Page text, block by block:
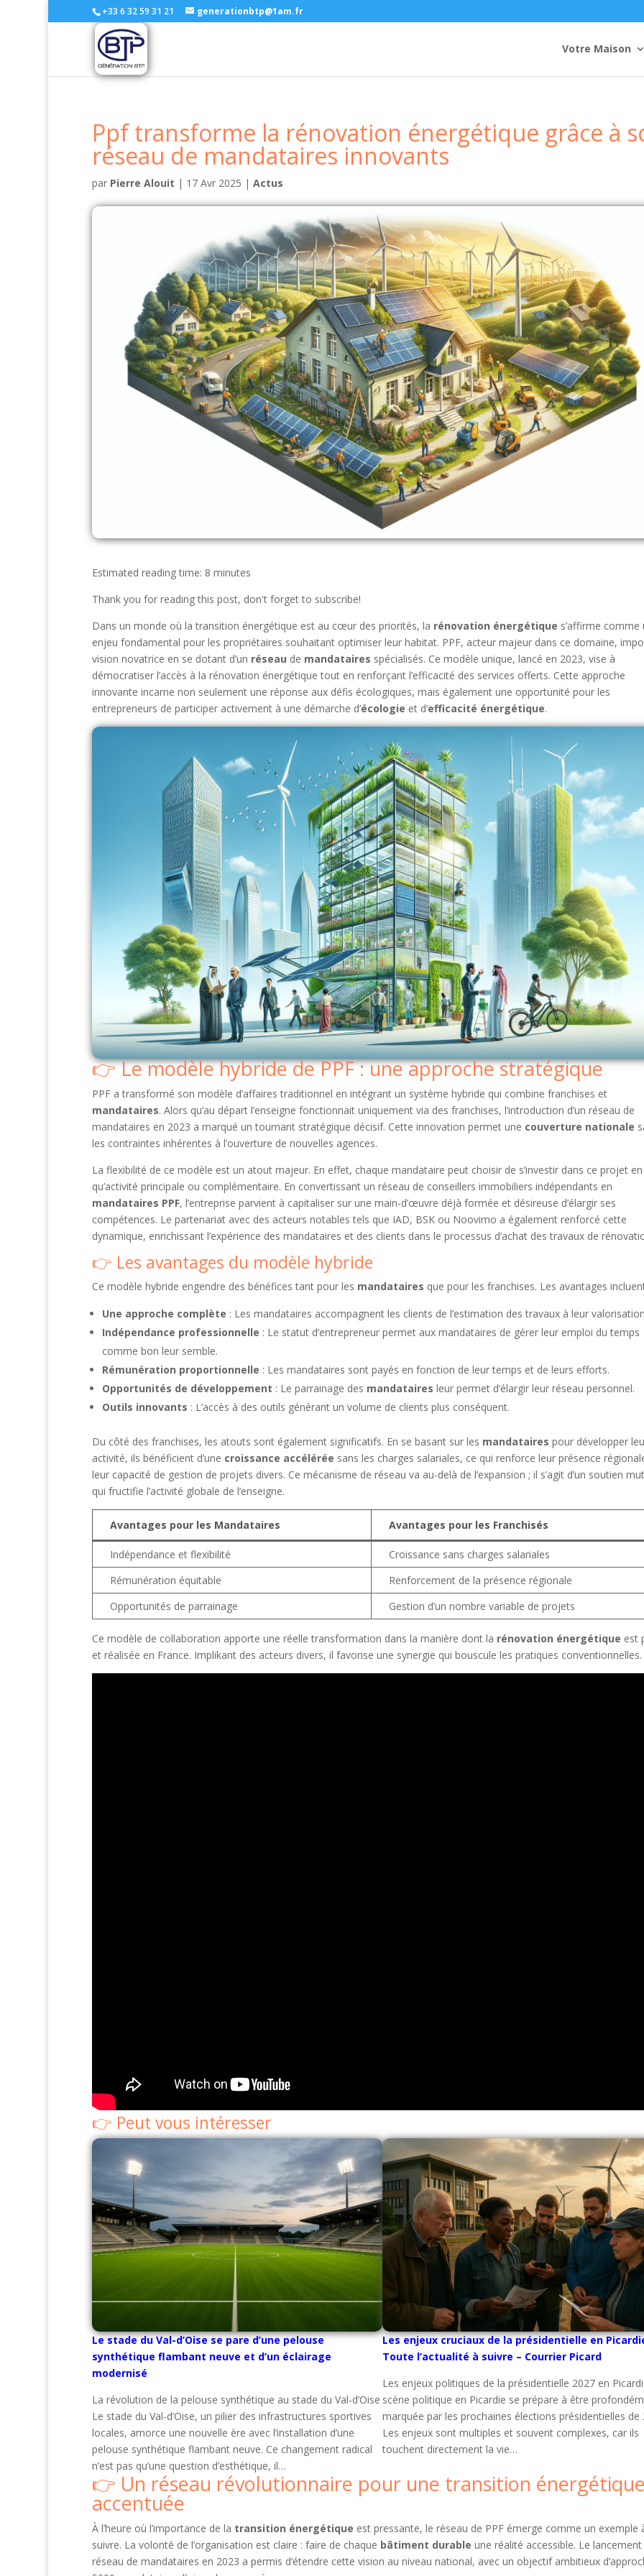
+33 6 32 59 31 21 generationbtp@1am.fr
Votre Maison
Ppf transforme la rénovation énergétique grâce à
réseau de mandataires innovants
par Pierre Alouit | 17 Avr 2025 | Actus
Estimated reading time: 8 minutes
Thank you for reading this post, don't forget to subscribe!
Dans un monde où la transition énergétique est au cœur des priorités, la rénovation énergétique s’affirme comme
enjeu fondamental pour les propriétaires souhaitant optimiser leur habitat. PPF, acteur majeur dans ce domaine,
vision novatrice en se dotant d’un réseau de mandataires spécialisés. Ce modèle unique, lancé en 2023, vise à
démocratiser l’accès à la rénovation énergétique tout en renforçant l’efficacité des services offerts. Cette approche
innovante incarne non seulement une réponse aux défis écologiques, mais également une opportunité pour les
entrepreneurs de participer activement à une démarche d’écologie et d’efficacité énergétique.
Le modèle hybride de PPF : une approche stratégique
PPF a transformé son modèle d’affaires traditionnel en intégrant un système hybride qui combine franchises et
mandataires. Alors qu’au départ l’enseigne fonctionnait uniquement via des franchises, l’introduction d’un réseau de
mandataires en 2023 a marqué un tournant stratégique décisif. Cette innovation permet une couverture nationale
les contraintes inhérentes à l’ouverture de nouvelles agences.
La flexibilité de ce modèle est un atout majeur. En effet, chaque mandataire peut choisir de s’investir dans ce projet
qu’activité principale ou complémentaire. En convertissant un réseau de conseillers immobiliers indépendants en
mandataires PPF, l’entreprise parvient à capitaliser sur une main-d’œuvre déjà formée et désireuse d’élargir ses
compétences. Le partenariat avec des acteurs notables tels que IAD, BSK ou Noovimo a également renforcé cette
dynamique, enrichissant l’expérience des mandataires et des clients dans le processus d’achat des travaux de
Les avantages du modèle hybride
Ce modèle hybride engendre des bénéfices tant pour les mandataires que pour les franchises. Les avantages
Une approche complète : Les mandataires accompagnent les clients de l’estimation des travaux à leur
Indépendance professionnelle : Le statut d’entrepreneur permet aux mandataires de gérer leur emploi du temps
comme bon leur semble.
Rémunération proportionnelle : Les mandataires sont payés en fonction de leur temps et de leurs efforts.
Opportunités de développement : Le parrainage des mandataires leur permet d’élargir leur réseau personnel.
Outils innovants : L’accès à des outils générant un volume de clients plus conséquent.
Du côté des franchises, les atouts sont également significatifs. En se basant sur les mandataires pour développer
activité, ils bénéficient d’une croissance accélérée sans les charges salariales, ce qui renforce leur présence
leur capacité de gestion de projets divers. Ce mécanisme de réseau va au-delà de l’expansion ; il s’agit d’un soutien
qui fructifie l’activité globale de l’enseigne.
Avantages pour les Mandataires Avantages pour les Franchisés
Indépendance et flexibilité
Croissance sans charges salariales
Rémunération équitable
Renforcement de la présence régionale
Opportunités de parrainage
Gestion d’un nombre variable de projets
Ce modèle de collaboration apporte une réelle transformation dans la manière dont la rénovation énergétique est
et réalisée en France. Implikant des acteurs divers, il favorise une synergie qui bouscule les pratiques conventionnelles.
Peut vous intéresser
Le stade du Val-d’Oise se pare d’une pelouse
synthétique flambant neuve et d’un éclairage
modernisé
La révolution de la pelouse synthétique au stade du Val-d’Oise
Le stade du Val-d’Oise, un pilier des infrastructures sportives
locales, amorce une nouvelle ère avec l’installation d’une
pelouse synthétique flambant neuve. Ce changement radical
n’est pas qu’une question d’esthétique, il…
Les enjeux cruciaux de la présidentielle en
Toute l’actualité à suivre – Courrier Picard
Les enjeux politiques de la présidentielle 2027 en
scène politique en Picardie se prépare à être
marquée par les prochaines élections présidentielles de
Les enjeux sont multiples et souvent complexes, car ils
touchent directement la vie…
Un réseau révolutionnaire pour une transition énergétique
accentuée
À l’heure où l’importance de la transition énergétique est pressante, le réseau de PPF émerge comme un exemple
suivre. La volonté de l’organisation est claire : faire de chaque bâtiment durable une réalité accessible. Le lancement
réseau de mandataires en 2023 a permis d’étendre cette vision au niveau national, avec un objectif ambitieux